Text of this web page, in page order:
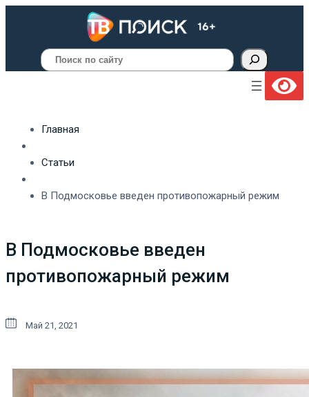
Поиск
Главная
Статьи
В Подмосковье введен противопожарный режим
В Подмосковье введен
противопожарный режим
Май 21, 2021